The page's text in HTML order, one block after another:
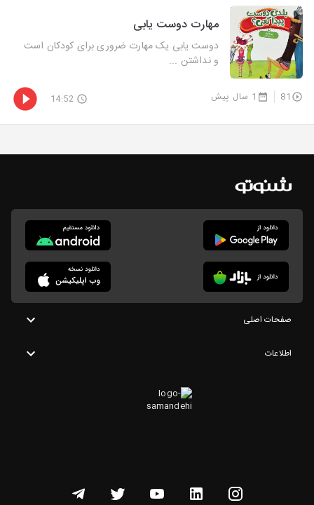
مهارت دوست یابی
دوست یابی یک مهارت ضروری برای کودکان است
و نداشتن ...
81 1 سال پیش 14:52
صفحات اصلی
اطلاعات